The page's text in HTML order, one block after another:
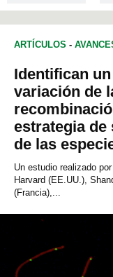
ARTÍCULOS -
Identifican
variación de
estrategia
de las
Un estudio realizado
Harvard (EE.UU.),
(Francia),...